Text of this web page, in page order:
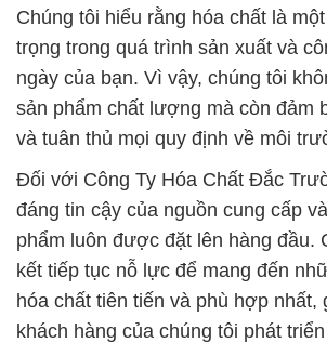
Chúng tôi hiểu rằng hóa chất là
trọng trong quá trình sản xuất và
ngày của bạn. Vì vậy, chúng tôi
sản phẩm chất lượng mà còn đảm
và tuân thủ mọi quy định về môi
Đối với Công Ty Hóa Chất Đắc
đáng tin cậy của nguồn cung cấp
phẩm luôn được đặt lên hàng đầu.
kết tiếp tục nỗ lực để mang đến
hóa chất tiên tiến và phù hợp nhất,
khách hàng của chúng tôi phát